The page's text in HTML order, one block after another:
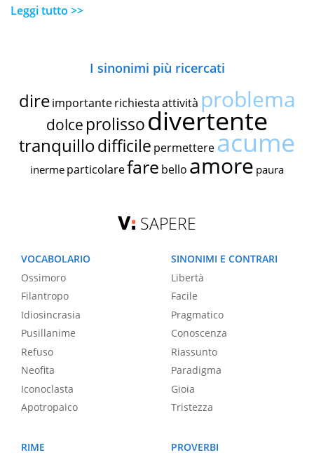
Leggi tutto >>
I sinonimi più ricercati
dire importante richiestaattività problema
dolce prolissodivertente
tranquillodifficile permettereacume
inerme particolarefare bello amore paura
SAPERE
VOCABOLARIO
Ossimoro
Filantropo
Idiosincrasia
Pusillanime
Refuso
Neofita
Iconoclasta
Apotropaico
SINONIMI E CONTRARI
Libertà
Facile
Pragmatico
Conoscenza
Riassunto
Paradigma
Gioia
Tristezza
RIME
PROVERBI